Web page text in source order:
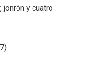
jonrón y cuatro